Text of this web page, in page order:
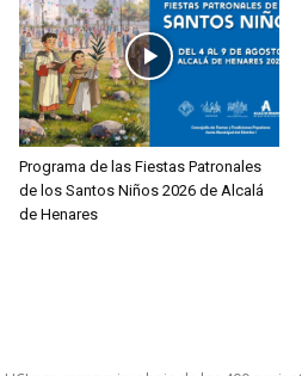
Programa de las Fiestas Patronales
de los Santos Niños 2026 de Alcalá
de Henares